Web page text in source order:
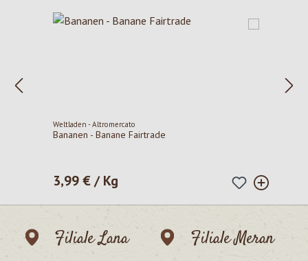
Weltladen - Altromercato
Bananen - Banane Fairtrade
Regulärer Preis:
3,99 € / Kg
Filiale Lana
Filiale Meran